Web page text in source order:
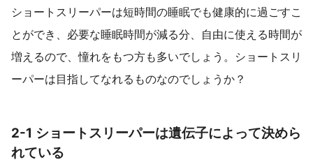
ショートスリーパーは短時間の睡眠でも健康的に過ごすこ
とができ、必要な睡眠時間が減る分、自由に使える時間が
増えるので、憧れをもつ方も多いでしょう。ショートスリ
ーパーは目指してなれるものなのでしょうか？
2-1 ショートスリーパーは遺伝子によって決めら
れている